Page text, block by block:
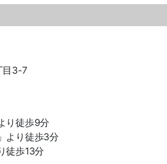
目3-7
り徒歩9分
より徒歩3分
徒歩13分